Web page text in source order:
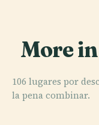
More in
106 lugares por
la pena combinar.